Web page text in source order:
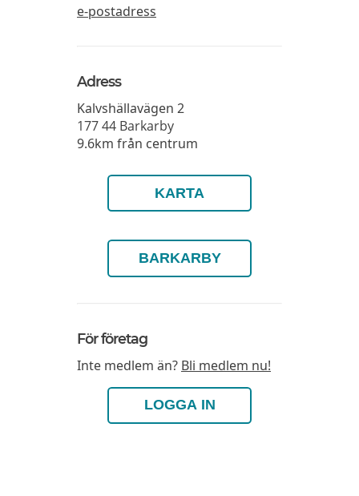
e-postadress
Adress
Kalvshällavägen 2
177 44 Barkarby
9.6km från centrum
KARTA
BARKARBY
För företag
Inte medlem än? Bli medlem nu!
LOGGA IN